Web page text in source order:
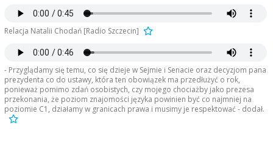
Relacja Natalii Chodań [Radio Szczecin]
- Przyglądamy się temu, co się dzieje w Sejmie i Senacie oraz decyzjom pana
prezydenta co do ustawy, która ten obowiązek ma przedłużyć o rok,
ponieważ pomimo zdań osobistych, czy mojego chociażby jako prezesa
przekonania, że poziom znajomości języka powinien być co najmniej na
poziomie C1, działamy w granicach prawa i musimy je respektować - dodał.